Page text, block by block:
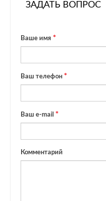
ЗАДАТЬ ВОПРОС
Ваше имя
Ваш телефон
Ваш e-mail
Комментарий